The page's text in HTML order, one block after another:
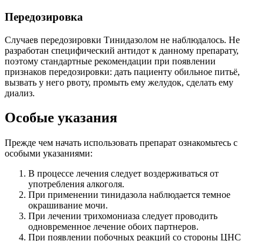
Передозировка
Случаев передозировки Тинидазолом не наблюдалось. Не
разработан специфический антидот к данному препарату,
поэтому стандартные рекомендации при появлении
признаков передозировки: дать пациенту обильное питьё,
вызвать у него рвоту, промыть ему желудок, сделать ему
диализ.
Особые указания
Прежде чем начать использовать препарат ознакомьтесь с
особыми указаниями:
В процессе лечения следует воздерживаться от
употребления алкоголя.
При применении тинидазола наблюдается темное
окрашивание мочи.
При лечении трихомониаза следует проводить
одновременное лечение обоих партнеров.
При появлении побочных реакций со стороны ЦНС